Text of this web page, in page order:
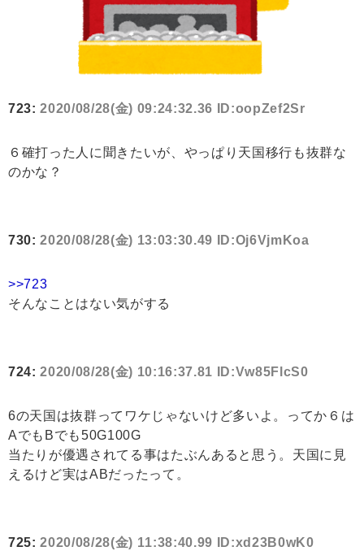
723:2020/08/28(金) 09:24:32.36 ID:oopZef2Sr
６確打った人に聞きたいが、やっぱり天国移行も抜群な
のかな？
730:2020/08/28(金) 13:03:30.49 ID:Oj6VjmKoa
>>723
そんなことはない気がする
724:2020/08/28(金) 10:16:37.81 ID:Vw85FlcS0
6の天国は抜群ってワケじゃないけど多いよ。ってか６は
AでもBでも50G100G
当たりが優遇されてる事はたぶんあると思う。天国に見
えるけど実はABだったって。
725:2020/08/28(金) 11:38:40.99 ID:xd23B0wK0